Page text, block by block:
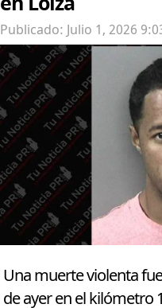
Publicado: Julio 1, 2026
Una muerte violenta
de ayer en el kilómetro